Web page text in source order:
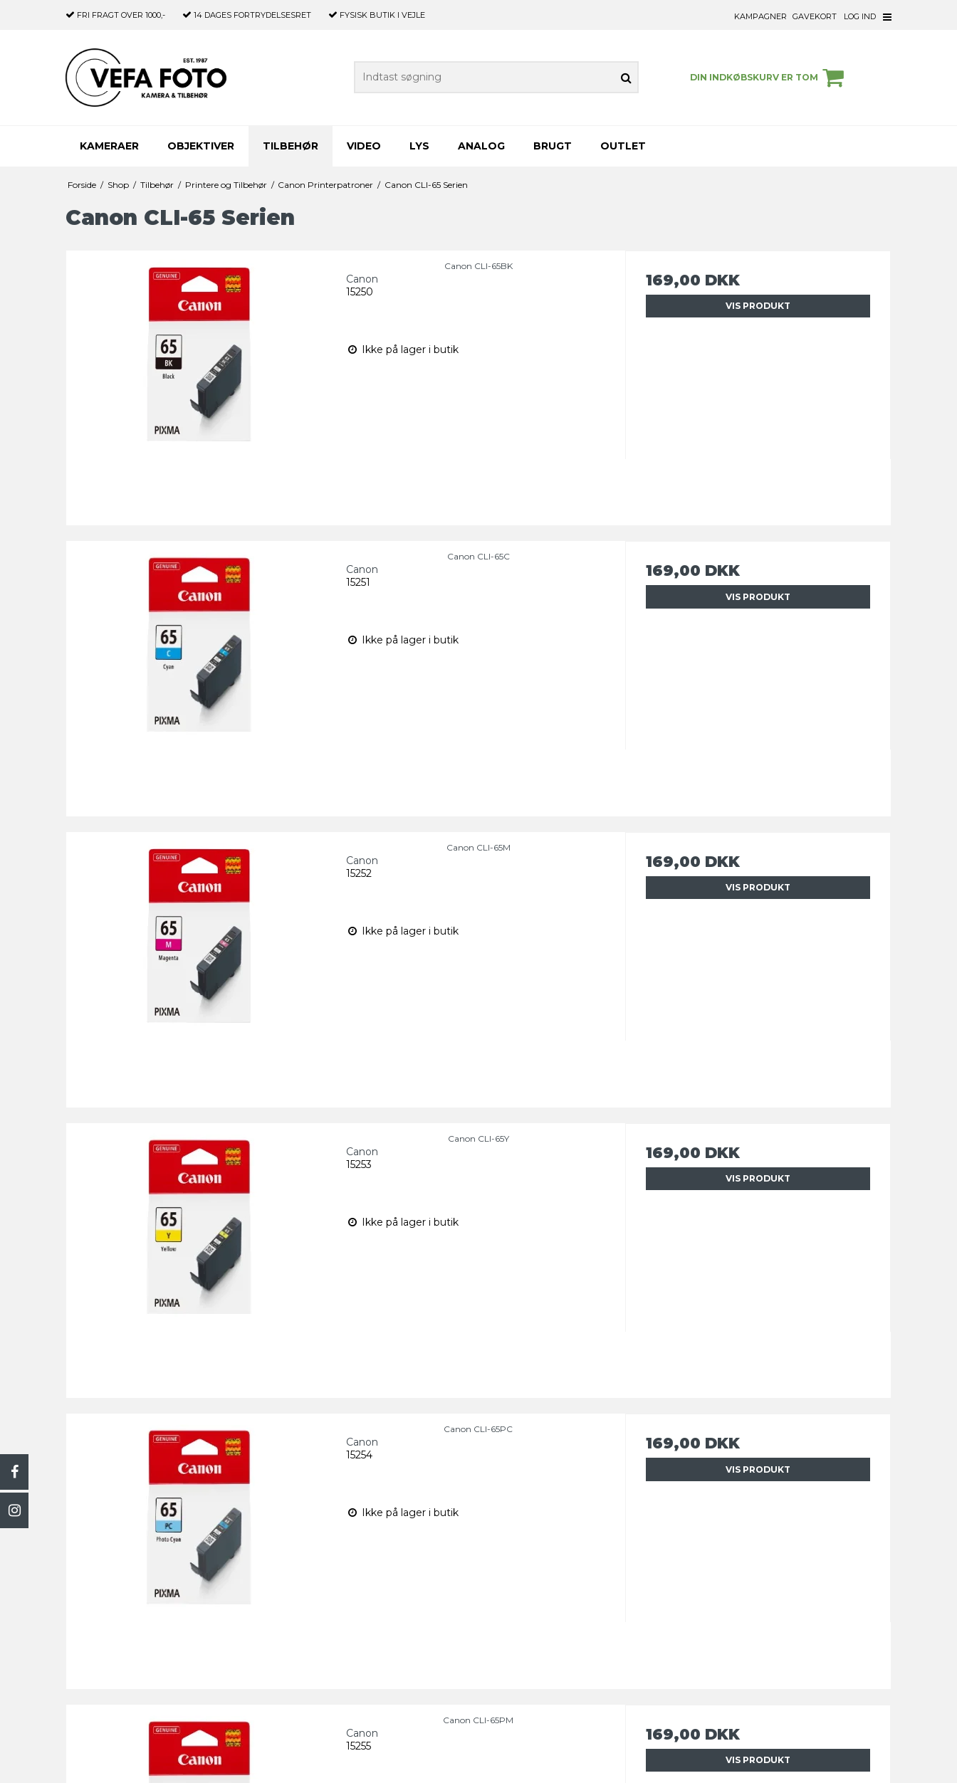
FRI FRAGT OVER 1000,- 14 DAGES FORTRYDELSESRET FYSISK BUTIK I VEJLE KAMPAGNER GAVEKORT LOG IND
DIN INDKØBSKURV ER TOM
KAMERAER OBJEKTIVER TILBEHØR VIDEO LYS ANALOG BRUGT OUTLET
Forside / Shop / Tilbehør / Printere og Tilbehør / Canon Printerpatroner / Canon CLI-65 Serien
Canon CLI-65 Serien
Canon CLI-65BK
Canon
15250
Ikke på lager i butik
169,00 DKK
VIS PRODUKT
Canon CLI-65C
Canon
15251
Ikke på lager i butik
169,00 DKK
VIS PRODUKT
Canon CLI-65M
Canon
15252
Ikke på lager i butik
169,00 DKK
VIS PRODUKT
Canon CLI-65Y
Canon
15253
Ikke på lager i butik
169,00 DKK
VIS PRODUKT
Canon CLI-65PC
Canon
15254
Ikke på lager i butik
169,00 DKK
VIS PRODUKT
Canon CLI-65PM
Canon
15255
169,00 DKK
VIS PRODUKT